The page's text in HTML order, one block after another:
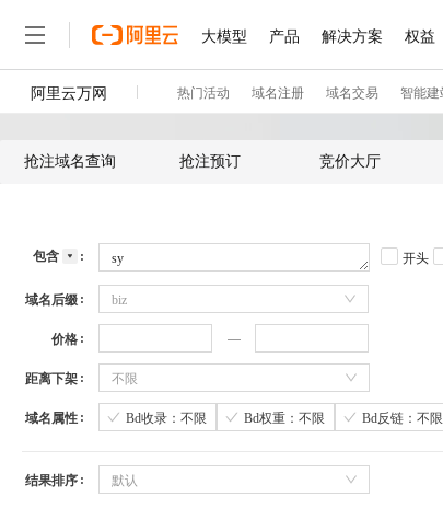
抢注域名查询 抢注预订 竞价大厅
包含 开头
域名后缀 biz
价格
距离下架 不限
域名属性 Bd收录：不限 Bd权重：不限 Bd反链：不限
结果排序 默认